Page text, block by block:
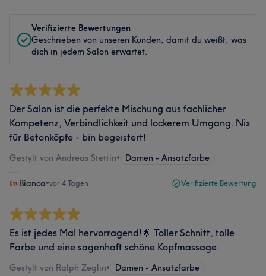
Verifizierte Bewertungen
Geschrieben von unseren Kunden, damit du weißt, was
dich in jedem Salon erwartet.
Der Salon ist die perfekte Mischung aus fachlicher
Kompetenz, Verbindlichkeit und lockerem Umgang. Nix
für Betonköpfe - bin begeistert!
Gestylt von Andreas Stettin• Damen - Ansatzfarbe
Bianca•vor 4 Tagen Verifizierte Bewertung
Es ist jedes Mal hervorragend!🌟 Toller Schnitt, tolle
Farbe und eine sagenhaft schöne Kopfmassage.
Gestylt von Ralph Zeglin• Damen - Ansatzfarbe